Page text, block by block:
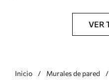
VER
Inicio Murales de pared